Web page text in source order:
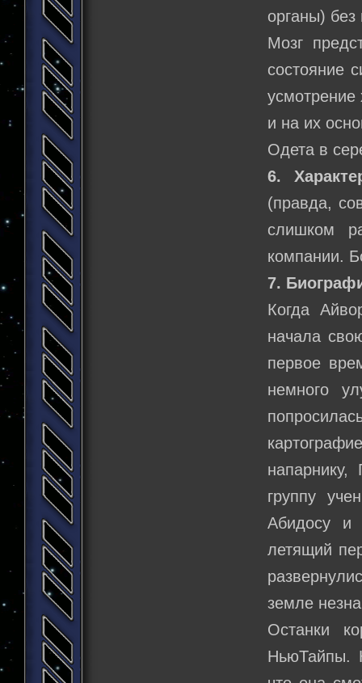
органы) без
Мозг
состояние
и на их
Одета в
6.
(правда,
слишком
компании.
7.
Когда
начала
первое
немного
напарнику,
группу
Абидосу и
летящий
земле
Останки
НьюТайпы.